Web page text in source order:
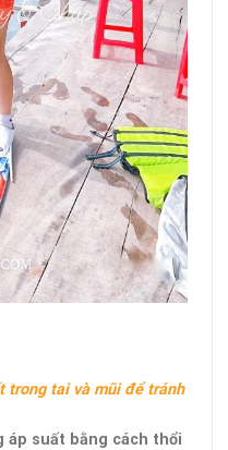
trong tai và mũi để tránh
áp suất bằng cách thổi